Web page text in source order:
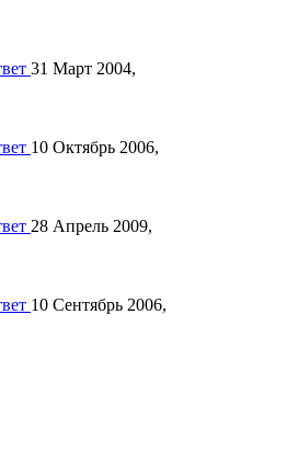
31 Март 2004,
10 Октябрь 2006,
28 Апрель 2009,
10 Сентябрь 2006,